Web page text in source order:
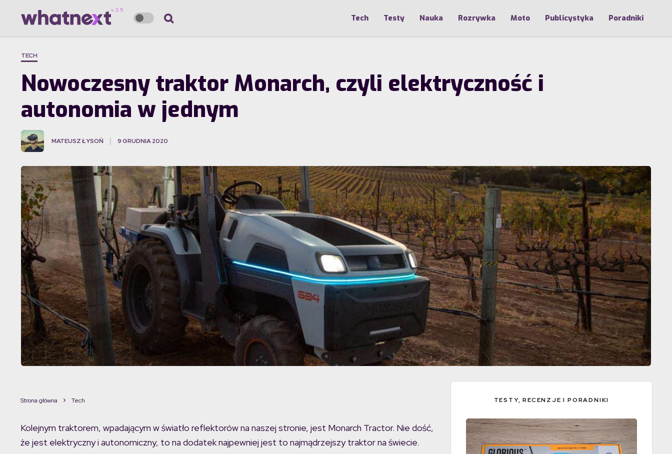
Tech Testy Nauka Rozrywka Moto Publicystyka Poradniki
TECH
Nowoczesny traktor Monarch, czyli elektryczność i
autonomia w jednym
MATEUSZ ŁYSOŃ 9 GRUDNIA 2020
Strona główna Tech
Kolejnym traktorem, wpadającym w światło reflektorów na naszej stronie, jest Monarch Tractor. Nie dość,
że jest elektryczny i autonomiczny, to na dodatek najpewniej jest to najmądrzejszy traktor na świecie.
TESTY, RECENZJE I PORADNIKI